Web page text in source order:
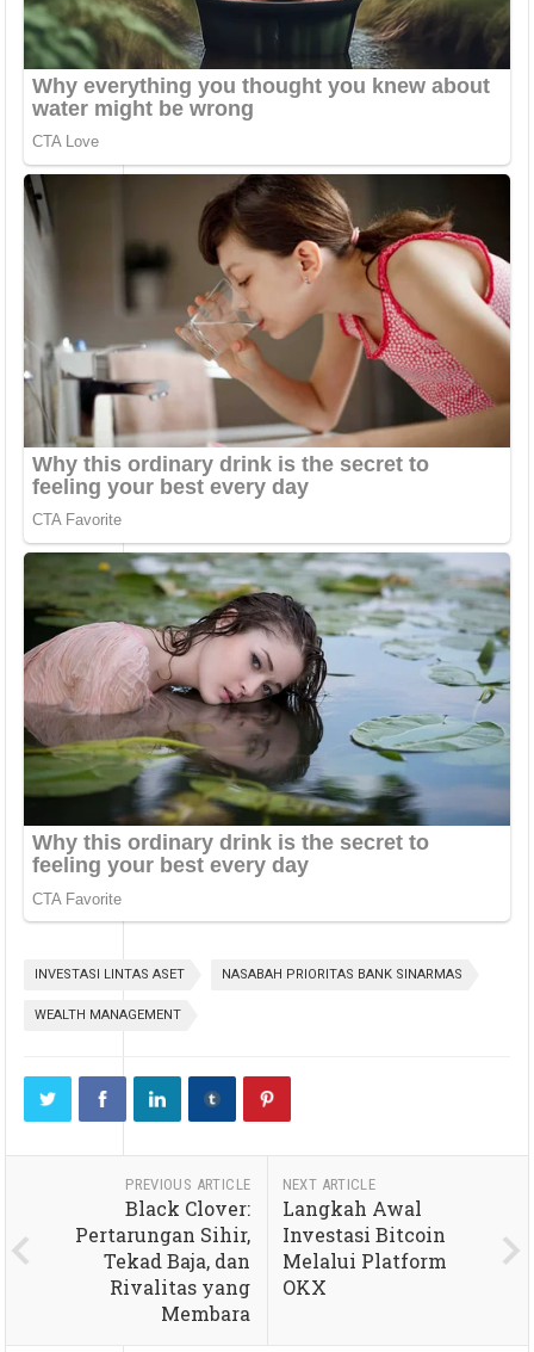
INVESTASI LINTAS ASET NASABAH PRIORITAS BANK SINARMAS
WEALTH MANAGEMENT
PREVIOUS ARTICLE
Black Clover:
Pertarungan Sihir,
Tekad Baja, dan
Rivalitas yang
Membara
NEXT ARTICLE
Langkah Awal
Investasi Bitcoin
Melalui Platform
OKX